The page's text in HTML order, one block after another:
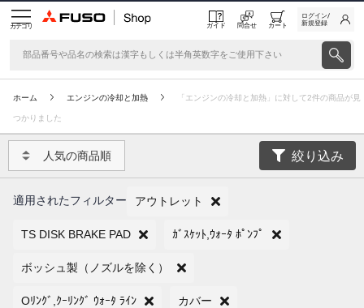
カテゴリ ガイド 問合せ カート
ログイン/
新規登録
ホーム エンジンの冷却と加熱 「エンジンの冷却と加熱」に対して2件の商品が見
つかりました
人気の商品順 絞り込み
適用されたフィルター アウトレット
TS DISK BRAKE PAD ｶﾞｽｹｯﾄ,ｳｫｰﾀ ﾎﾟﾝﾌﾟ
ボッシュ製（ノズルを除く）
Oﾘﾝｸﾞ,ｸｰﾘﾝｸﾞ ｳｫｰﾀ ﾗｲﾝ カバー